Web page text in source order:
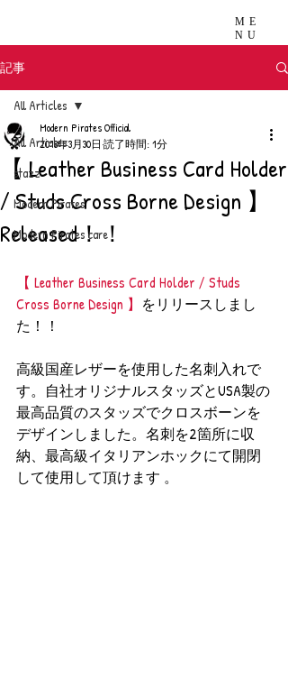
ME
NU
記事
All Articles
stazz
Modern Pirates
Modern Pirates care
All Articles
【 Leather Business Card Holder
/ Studs Cross Borne Design 】
Released！！
Modern Pirates Official
2018年3月30日 読了時間: 1分
【 Leather Business Card Holder / Studs
Cross Borne Design 】 をリリースしまし
た！！
高級国産レザーを使用した名刺入れで
す。自社オリジナルスタッズとUSA製の
最高品質のスタッズでクロスボーンを
デザインしました。名刺を2箇所に収
納、最高級イタリアンホックにて開閉
して使用して頂けます 。